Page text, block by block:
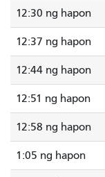
12:30 ng hapon
12:37 ng hapon
12:44 ng hapon
12:51 ng hapon
12:58 ng hapon
1:05 ng hapon